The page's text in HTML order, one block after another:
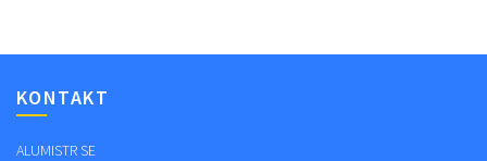
KONTAKT
ALUMISTR SE